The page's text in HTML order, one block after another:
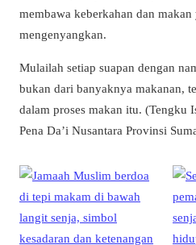
membawa keberkahan dan makan
mengenyangkan.
Mulailah setiap suapan dengan
bukan dari banyaknya makanan,
dalam proses makan itu. (Tengku
Pena Da’i Nusantara Provinsi